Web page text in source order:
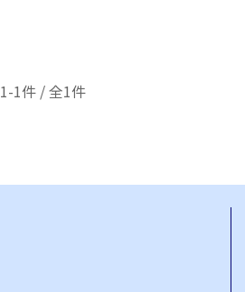
1-1件 / 全1件